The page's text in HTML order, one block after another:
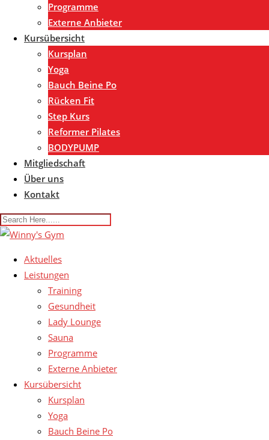
Programme
Externe Anbieter
Kursübersicht
Kursplan
Yoga
Bauch Beine Po
Rücken Fit
Step Kurs
Reformer Pilates
BODYPUMP
Mitgliedschaft
Über uns
Kontakt
Aktuelles
Leistungen
Training
Gesundheit
Lady Lounge
Sauna
Programme
Externe Anbieter
Kursübersicht
Kursplan
Yoga
Bauch Beine Po